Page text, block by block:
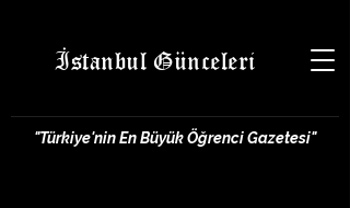
İstanbul Günceleri
"Türkiye'nin En Büyük Öğrenci Gazetesi"